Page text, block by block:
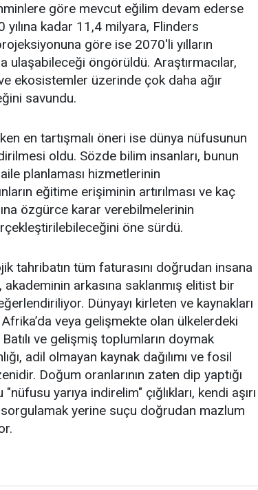
göre mevcut eğilim devam ederse
kadar 11,4 milyara, Flinders
göre ise 2070'li yılların
ulaşabileceği öngörüldü. Araştırmacılar,
ekosistemler üzerinde çok daha ağır
savundu.
en tartışmalı öneri ise dünya nüfusunun
oldu. Sözde bilim insanları, bunun
planlaması hizmetlerinin
eğitime erişiminin artırılması ve kaç
özgürce karar verebilmelerinin
öne sürdü.
tahribatın tüm faturasını doğrudan insana
akademinin arkasına saklanmış elitist bir
Dünyayı kirleten ve kaynakları
veya gelişmekte olan ülkelerdeki
Batılı ve gelişmiş toplumların doymak
adil olmayan kaynak dağılımı ve fosil
Doğum oranlarının zaten dip yaptığı
yarıya indirelim" çığlıkları, kendi aşırı
sorgulamak yerine suçu doğrudan mazlum